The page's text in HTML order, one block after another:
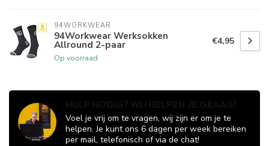
94WORKWEAR
94Workwear Werksokken
Allround 2-paar
Op voorraad
€4,95
Voel je vrij om te vragen, wij zijn er om je te
helpen. Je kunt ons 6 dagen per week bereiken
per mail, telefonisch of via de chat!